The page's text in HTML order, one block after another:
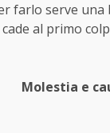
farlo serve
al primo
Molestia e